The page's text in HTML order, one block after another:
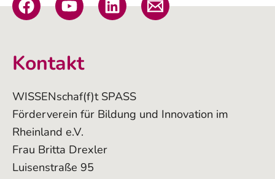
Kontakt
WISSENschaf(f)t SPASS
Förderverein für Bildung und Innovation im
Rheinland e.V.
Frau Britta Drexler
Luisenstraße 95